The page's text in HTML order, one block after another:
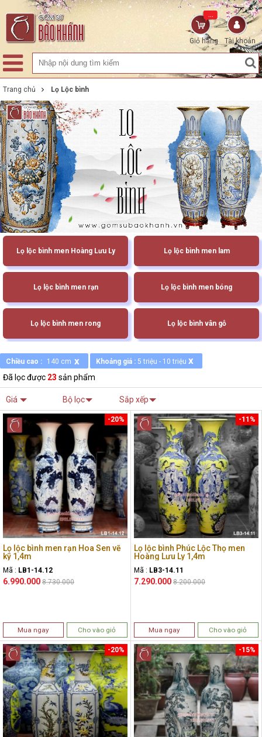
Tài khoản
Giỏ hàng
...
Trang chủ Lọ Lộc bình
Lọ lộc bình men Hoàng Lưu Ly Lọ lộc bình men lam
Lọ lộc bình men rạn Lọ lộc bình men bóng
Lọ lộc bình men rong Lọ lộc bình vân gỗ
Chiều cao : 140 cm x Khoảng giá : 5 triệu - 10 triệu x
Đã lọc được 23 sản phẩm
Giá Bộ lọc Sắp xếp
Lọ lộc bình men rạn Hoa Sen vẽ
kỹ 1,4m
Mã : LB1-14.12
6.990.000
-20%
8.730.000
Mua ngay Cho vào giỏ
Lọ lộc bình Phúc Lộc Thọ men
Hoàng Lưu Ly 1,4m
Mã : LB3-14.11
7.290.000
-11%
8.200.000
Mua ngay Cho vào giỏ
-20% -15%